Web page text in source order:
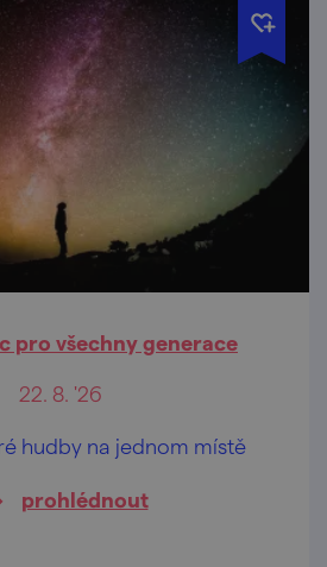
pro všechny generace
22. 8. '26
hudby na jednom místě
prohlédnout